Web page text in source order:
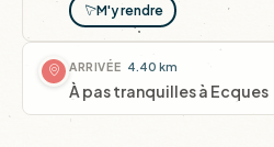
M'y rendre
ARRIVÉE 4.40 km
À pas tranquilles à Ecques